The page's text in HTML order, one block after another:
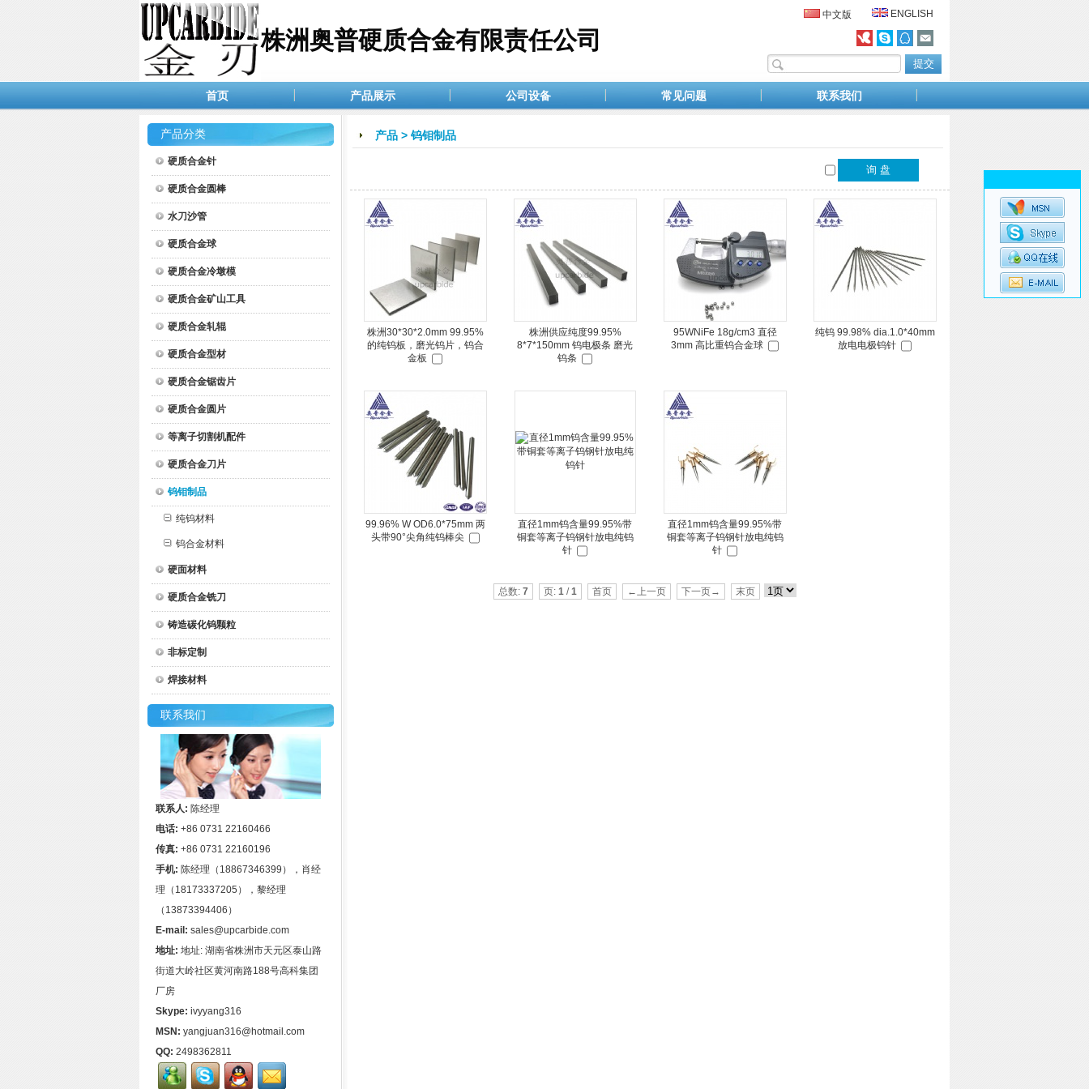
株洲奥普硬质合金有限责任公司
中文版 ENGLISH
首页 产品展示 公司设备 常见问题 联系我们
产品分类
硬质合金针
硬质合金圆棒
水刀沙管
硬质合金球
硬质合金冷墩模
硬质合金矿山工具
硬质合金轧辊
硬质合金型材
硬质合金锯齿片
硬质合金圆片
等离子切割机配件
硬质合金刀片
钨钼制品
纯钨材料
钨合金材料
硬面材料
硬质合金铣刀
铸造碳化钨颗粒
非标定制
焊接材料
联系我们
联系人: 陈经理
电话: +86 0731 22160466
传真: +86 0731 22160196
手机: 陈经理（18867346399），肖经
理（18173337205），黎经理
（13873394406）
E-mail: sales@upcarbide.com
地址: 地址: 湖南省株洲市天元区泰山路
街道大岭社区黄河南路188号高科集团
厂房
Skype: ivyyang316
MSN: yangjuan316@hotmail.com
QQ: 2498362811
产品 > 钨钼制品
株洲30*30*2.0mm 99.95%
的纯钨板，磨光钨片，钨合
金板
株洲供应纯度99.95%
8*7*150mm 钨电极条 磨光
钨条
95WNiFe 18g/cm3 直径
3mm 高比重钨合金球
纯钨 99.98% dia.1.0*40mm
放电电极钨针
99.96% W OD6.0*75mm 两
头带90°尖角纯钨棒尖
直径1mm钨含量99.95%带
铜套等离子钨钢针放电纯钨
针
直径1mm钨含量99.95%带
铜套等离子钨钢针放电纯钨
针
总数: 7 页: 1/1 首页 ←上一页 下一页→ 末页